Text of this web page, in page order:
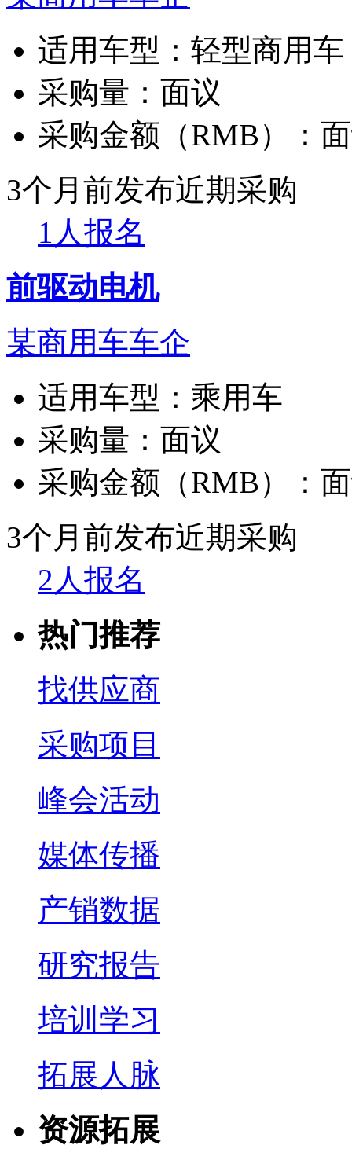
适用车型： 轻型商用
采购量： 面议
采购金额（RMB）：
3个月前发布近期采购
1人报名
前驱动电机
某商用车车企
适用车型： 乘用车
采购量： 面议
采购金额（RMB）：
3个月前发布近期采购
2人报名
热门推荐
找供应商
采购项目
峰会活动
媒体传播
产销数据
研究报告
培训学习
拓展人脉
资源拓展